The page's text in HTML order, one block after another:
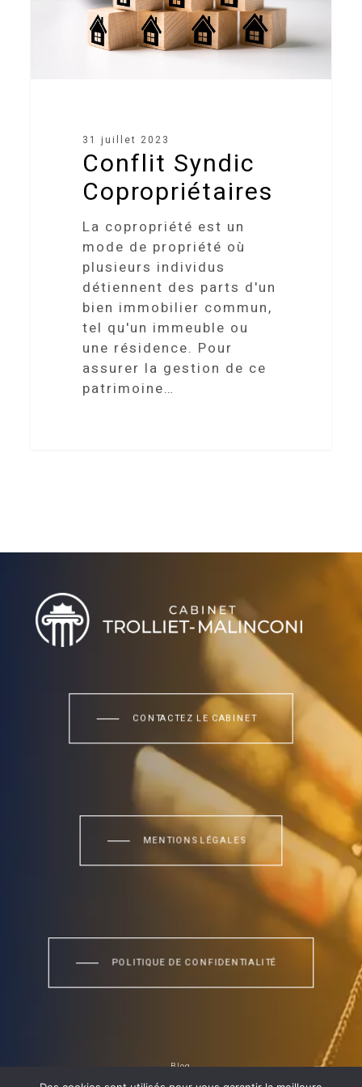
31 juillet 2023
Conflit Syndic
Copropriétaires
La copropriété est un
mode de propriété où
plusieurs individus
détiennent des parts d'un
bien immobilier commun,
tel qu'un immeuble ou
une résidence. Pour
assurer la gestion de ce
patrimoine…
CONTACTEZ LE CABINET
MENTIONS LÉGALES
POLITIQUE DE CONFIDENTIALITÉ
Blog
Site conçu et réalisé par Twenty One